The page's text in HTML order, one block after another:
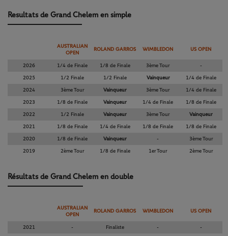
Resultats de Grand Chelem en simple
AUSTRALIAN
OPEN
ROLAND GARROS WIMBLEDON US OPEN
2026 1/4 de Finale 1/8 de Finale 3ème Tour -
2025 1/2 Finale 1/2 Finale Vainqueur 1/4 de Finale
2024 3ème Tour Vainqueur 3ème Tour 1/4 de Finale
2023 1/8 de Finale Vainqueur 1/4 de Finale 1/8 de Finale
2022 1/2 Finale Vainqueur 3ème Tour Vainqueur
2021 1/8 de Finale 1/4 de Finale 1/8 de Finale 1/8 de Finale
2020 1/8 de Finale Vainqueur - 3ème Tour
2019 2ème Tour 1/8 de Finale 1er Tour 2ème Tour
Résultats de Grand Chelem en double
AUSTRALIAN
OPEN
ROLAND GARROS WIMBLEDON US OPEN
2021 - Finaliste - -